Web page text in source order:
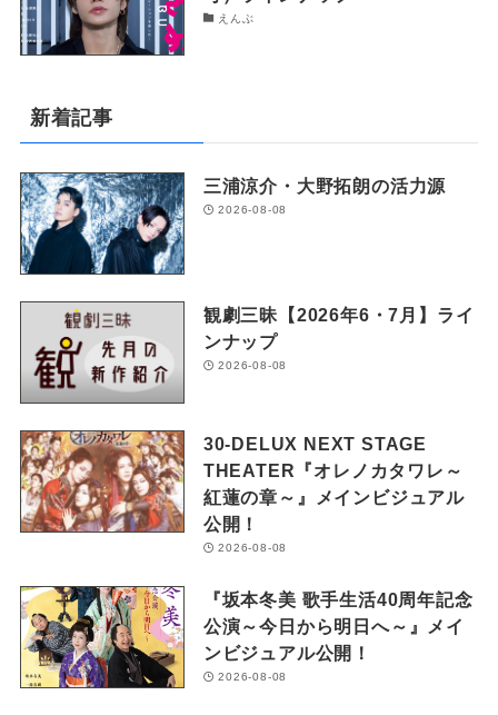
えんぶ
新着記事
三浦涼介・大野拓朗の活力源
2026-08-08
観劇三昧【2026年6・7月】ライ
ンナップ
2026-08-08
30-DELUX NEXT STAGE
THEATER『オレノカタワレ～
紅蓮の章～』メインビジュアル
公開！
2026-08-08
『坂本冬美 歌手生活40周年記念
公演～今日から明日へ～』メイ
ンビジュアル公開！
2026-08-08